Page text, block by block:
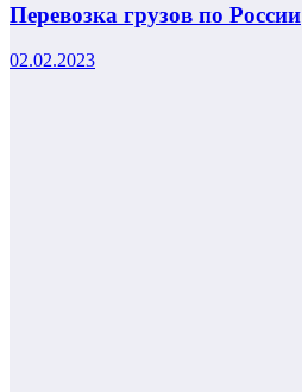
Перевозка грузов по России
02.02.2023